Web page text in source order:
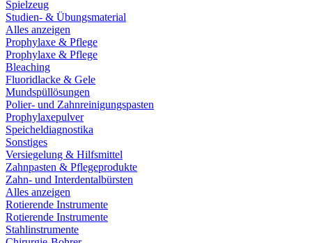
Spielzeug
Studien- & Übungsmaterial
Alles anzeigen
Prophylaxe & Pflege
Prophylaxe & Pflege
Bleaching
Fluoridlacke & Gele
Mundspüllösungen
Polier- und Zahnreinigungspasten
Prophylaxepulver
Speicheldiagnostika
Sonstiges
Versiegelung & Hilfsmittel
Zahnpasten & Pflegeprodukte
Zahn- und Interdentalbürsten
Alles anzeigen
Rotierende Instrumente
Rotierende Instrumente
Stahlinstrumente